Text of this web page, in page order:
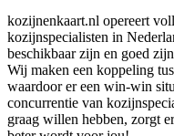
kozijnenkaart.nl opereert
kozijnspecialisten in
beschikbaar zijn en goed
Wij maken een koppeling
waardoor er een win-win
concurrentie van
graag willen hebben, zorgt